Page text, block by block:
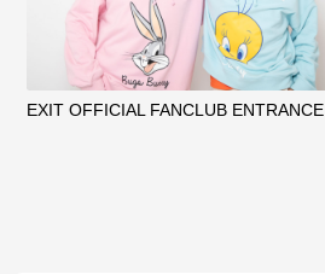
EXIT OFFICIAL FANCLUB ENTRANCE